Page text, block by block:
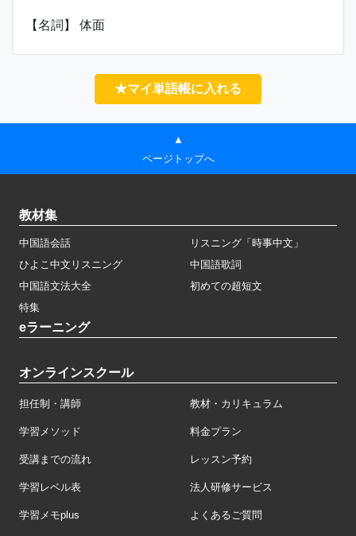
【名詞】 体面
★マイ単語帳に入れる
▲
ページトップへ
教材集
中国語会話
リスニング「時事中文」
ひよこ中文リスニング
中国語歌詞
中国語文法大全
初めての超短文
特集
eラーニング
オンラインスクール
担任制・講師 教材・カリキュラム
学習メソッド 料金プラン
受講までの流れ レッスン予約
学習レベル表 法人研修サービス
学習メモplus よくあるご質問